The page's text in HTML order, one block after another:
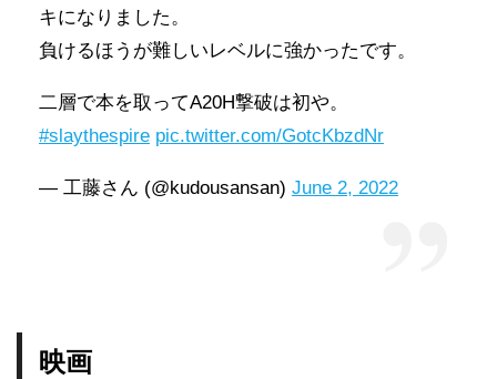
キになりました。
負けるほうが難しいレベルに強かったです。
二層で本を取ってA20H撃破は初や。
#slaythespire pic.twitter.com/GotcKbzdNr
— 工藤さん (@kudousansan) June 2, 2022
映画